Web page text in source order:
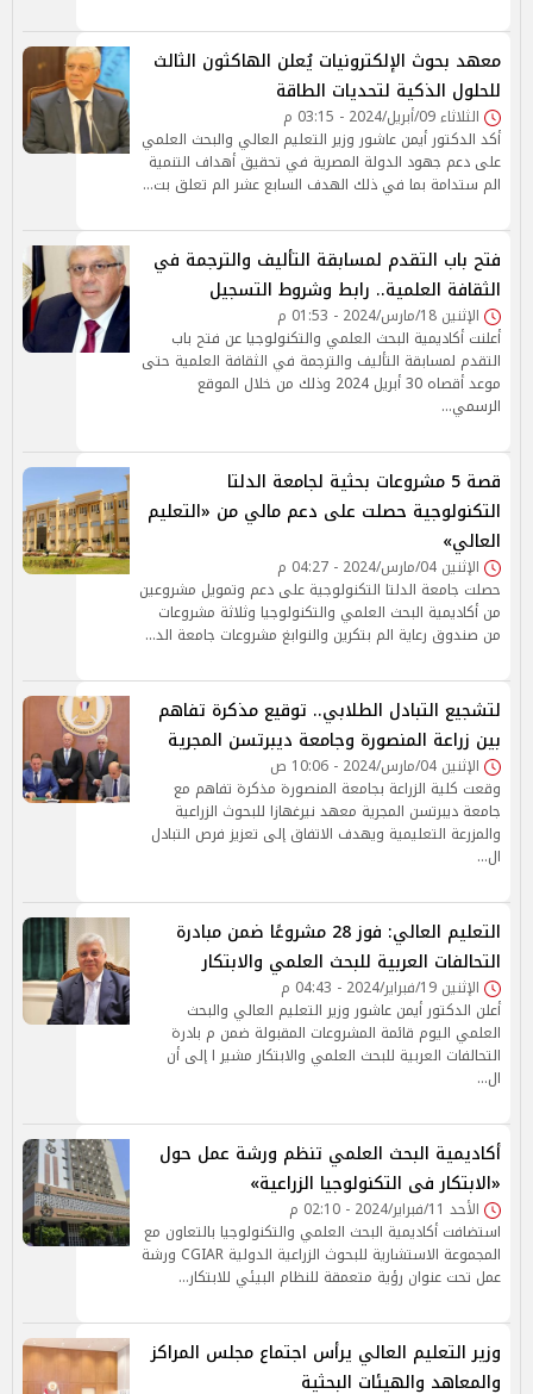
معهد بحوث الإلكترونيات يُعلن الهاكثون الثالث
للحلول الذكية لتحديات الطاقة
الثلاثاء 09/أبريل/2024 - 03:15 م
أكد الدكتور أيمن عاشور وزير التعليم العالي والبحث العلمي
على دعم جهود الدولة المصرية في تحقيق أهداف التنمية
الم ستدامة بما في ذلك الهدف السابع عشر الم تعلق بت…
فتح باب التقدم لمسابقة التأليف والترجمة في
الثقافة العلمية.. رابط وشروط التسجيل
الإثنين 18/مارس/2024 - 01:53 م
أعلنت أكاديمية البحث العلمي والتكنولوجيا عن فتح باب
التقدم لمسابقة التأليف والترجمة في الثقافة العلمية حتى
موعد أقصاه 30 أبريل 2024 وذلك من خلال الموقع
الرسمي…
قصة 5 مشروعات بحثية لجامعة الدلتا
التكنولوجية حصلت على دعم مالي من «التعليم
العالي»
الإثنين 04/مارس/2024 - 04:27 م
حصلت جامعة الدلتا التكنولوجية على دعم وتمويل مشروعين
من أكاديمية البحث العلمي والتكنولوجيا وثلاثة مشروعات
من صندوق رعاية الم بتكرين والنوابغ مشروعات جامعة الد…
لتشجيع التبادل الطلابي.. توقيع مذكرة تفاهم
بين زراعة المنصورة وجامعة ديبرتسن المجرية
الإثنين 04/مارس/2024 - 10:06 ص
وقعت كلية الزراعة بجامعة المنصورة مذكرة تفاهم مع
جامعة ديبرتسن المجرية معهد نيرغهازا للبحوث الزراعية
والمزرعة التعليمية ويهدف الاتفاق إلى تعزيز فرص التبادل
ال…
التعليم العالي: فوز 28 مشروعًا ضمن مبادرة
التحالفات العربية للبحث العلمي والابتكار
الإثنين 19/فبراير/2024 - 04:43 م
أعلن الدكتور أيمن عاشور وزير التعليم العالي والبحث
العلمي اليوم قائمة المشروعات المقبولة ضمن م بادرة
التحالفات العربية للبحث العلمي والابتكار مشير ا إلى أن
ال…
أكاديمية البحث العلمي تنظم ورشة عمل حول
«الابتكار فى التكنولوجيا الزراعية»
الأحد 11/فبراير/2024 - 02:10 م
استضافت أكاديمية البحث العلمي والتكنولوجيا بالتعاون مع
المجموعة الاستشارية للبحوث الزراعية الدولية CGIAR ورشة
عمل تحت عنوان رؤية متعمقة للنظام البيئي للابتكار…
وزير التعليم العالي يرأس اجتماع مجلس المراكز
والمعاهد والهيئات البحثية